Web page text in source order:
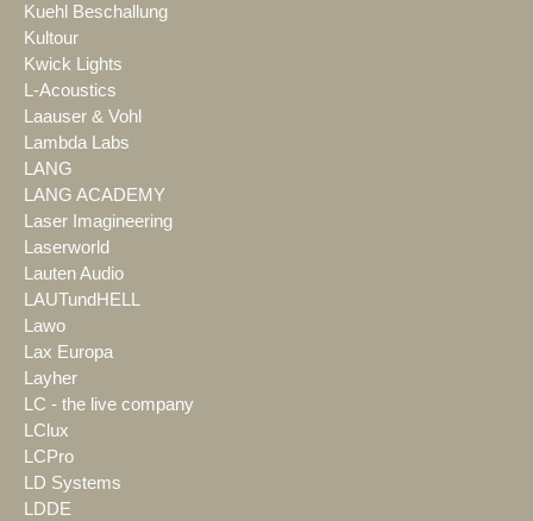
Kuehl Beschallung
Kultour
Kwick Lights
L-Acoustics
Laauser & Vohl
Lambda Labs
LANG
LANG ACADEMY
Laser Imagineering
Laserworld
Lauten Audio
LAUTundHELL
Lawo
Lax Europa
Layher
LC - the live company
LClux
LCPro
LD Systems
LDDE